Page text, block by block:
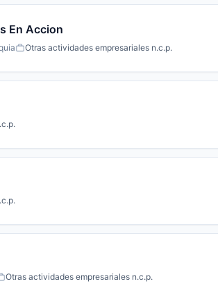
En Accion
Otras actividades empresariales n.c.p.
Otras actividades empresariales n.c.p.